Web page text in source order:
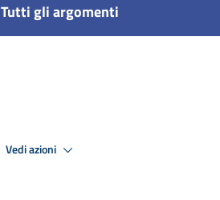
Tutti gli argomenti
Vedi azioni